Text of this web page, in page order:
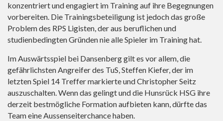
konzentriert und engagiert im Training auf ihre Begegnungen
vorbereiten. Die Trainingsbeteiligung ist jedoch das große
Problem des RPS Ligisten, der aus beruflichen und
studienbedingten Gründen nie alle Spieler im Training hat.
Im Auswärtsspiel bei Dansenberg gilt es vor allem, die
gefährlichsten Angreifer des TuS, Steffen Kiefer, der im
letzten Spiel 14 Treffer markierte und Christopher Seitz
auszuschalten. Wenn das gelingt und die Hunsrück HSG ihre
derzeit bestmögliche Formation aufbieten kann, dürfte das
Team eine Aussenseiterchance haben.